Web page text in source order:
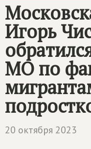
Игорь
МО по
20 октября 2023